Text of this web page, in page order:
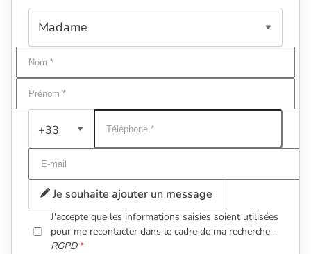
+33
Je souhaite ajouter un message
J'accepte que les informations saisies soient utilisées
pour me recontacter dans le cadre de ma recherche -
RGPD